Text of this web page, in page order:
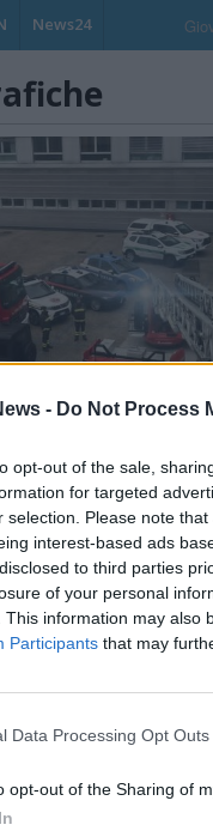
- Do Not Process
opt-out of the sale,
for targeted
selection. Please note
interest-based ads
to third parties
of your personal
This information may also
Participants that may
Data Processing Opt Outs
opt-out of the Sharing of
News24
1 di 27
alla Pediatria